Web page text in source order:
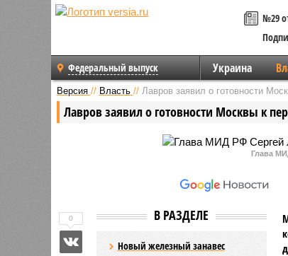
№29
Федеральный выпуск Украина
Версия // Власть // Лавров заявил о готовности
Лавров заявил о готовности Москвы к
Глава
В РАЗДЕЛЕ
Новый железный занавес
0